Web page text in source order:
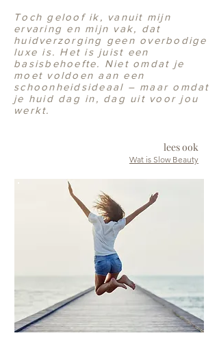
Toch geloof ik, vanuit mijn
ervaring en mijn vak, dat
huidverzorging geen overbodige
luxe is. Het is juist een
basisbehoefte. Niet omdat je
moet voldoen aan een
schoonheidsideaal – maar omdat
je huid dag in, dag uit voor jou
werkt.
lees ook
Wat is Slow Beauty